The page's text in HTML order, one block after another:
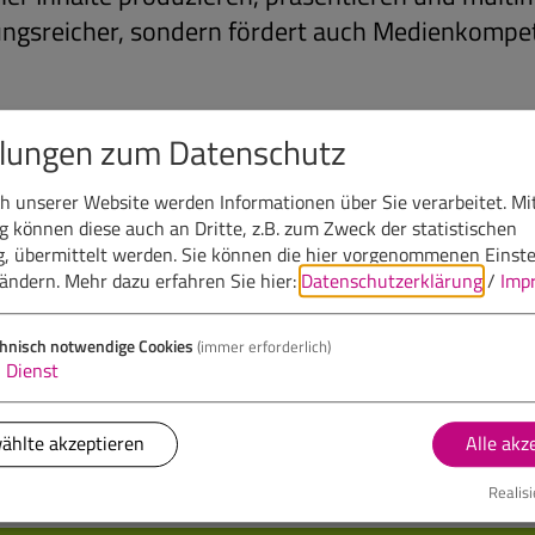
sondern fördert auch
unseren
zum Datenschutz
unserer Website werden Informationen über Sie verarbeitet.
können diese auch an Dritte, z.B. zum Zweck der statistischen
übermittelt werden. Sie können die hier vorgenommenen
Mehr dazu erfahren Sie hier: Datenschutzerklärung/
notwendige Cookies (immer erforderlich)
Dienst
akzeptieren Alle